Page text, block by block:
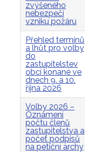
zvýšeného
nebezpečí
vzniku požáru
Přehled termínů
a lhůt pro volby
do
zastupitelstev
obcí konané ve
dnech 9. a 10.
října 2026
Volby 2026 –
Oznámení
počtu členů
zastupitelstva a
počet podpisů
na petiční archy